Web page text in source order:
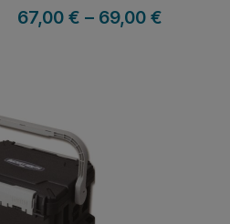
67,00 € – 69,00 €